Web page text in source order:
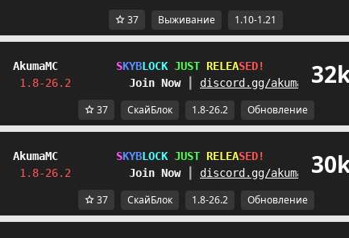
37 Выживание 1.10-1.21
AkumaMC SKYBL OCK JUST REL EASED!
1.8-26.2 Join Now discord.gg/akumamc
37 СкайБлок 1.8-26.2 Обновление
AkumaMC SKYBL OCK JUST REL EASED!
1.8-26.2 Join Now discord.gg/akumamc
37 СкайБлок 1.8-26.2 Обновление